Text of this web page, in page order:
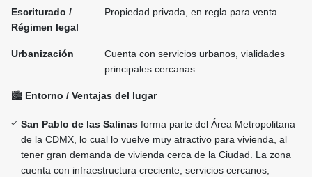
Escriturado /
Régimen legal
Propiedad privada, en regla para venta
Urbanización
Cuenta con servicios urbanos, vialidades
principales cercanas
🏙 Entorno / Ventajas del lugar
San Pablo de las Salinas forma parte del Área Metropolitana
de la CDMX, lo cual lo vuelve muy atractivo para vivienda, al
tener gran demanda de vivienda cerca de la Ciudad. La zona
cuenta con infraestructura creciente, servicios cercanos,